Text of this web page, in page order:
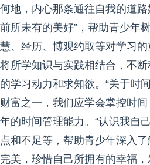
何地，内心那条通往自我的道
前所未有的美好”，帮助青少年
慧、经历、博观约取等对学习
将所学知识与实践相结合，不
的学习动力和求知欲。“关于时
财富之一，我们应学会掌控时
年的时间管理能力。“认识我自
点和不足等，帮助青少年深入
完美，珍惜自己所拥有的幸福